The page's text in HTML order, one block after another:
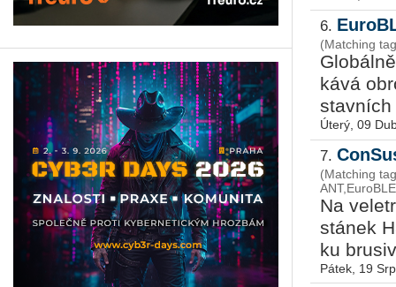
6.
(Matching
ká­vá
stav­ních
Úterý, 09
7.
(Matching
Na
stá­nek
ku
Pátek, 19